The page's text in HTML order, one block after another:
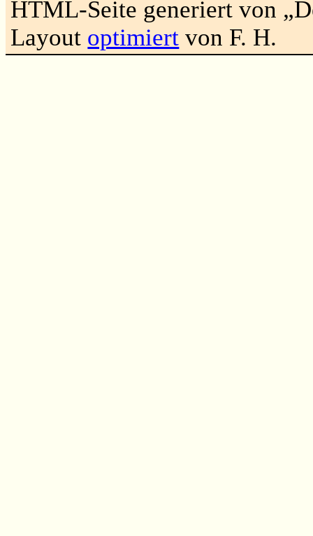
HTML-Seite generiert von
Layout optimiert von F. H.